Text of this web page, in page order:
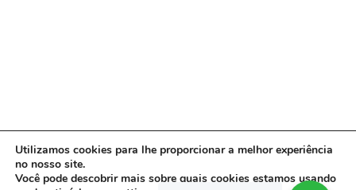
Utilizamos cookies para lhe proporcionar a melhor experiência
no nosso site.
Você pode descobrir mais sobre quais cookies estamos usando